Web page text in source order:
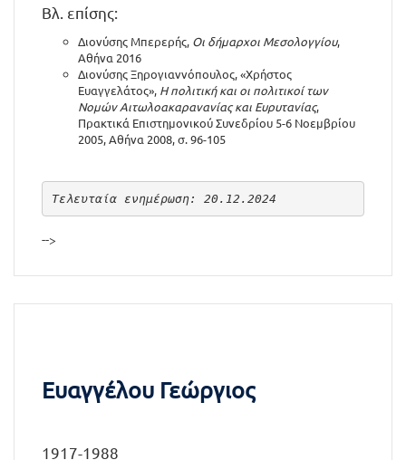
Βλ. επίσης:
Διονύσης Μπερερής, Οι δήμαρχοι Μεσολογγίου,
Αθήνα 2016
Διονύσης Ξηρογιαννόπουλος, «Χρήστος
Ευαγγελάτος», Η πολιτική και οι πολιτικοί των
Νομών Αιτωλοακαρανανίας και Ευρυτανίας,
Πρακτικά Επιστημονικού Συνεδρίου 5-6 Νοεμβρίου
2005, Αθήνα 2008, σ. 96-105
Τελευταία ενημέρωση: 20.12.2024
-->
Ευαγγέλου Γεώργιος
1917-1988